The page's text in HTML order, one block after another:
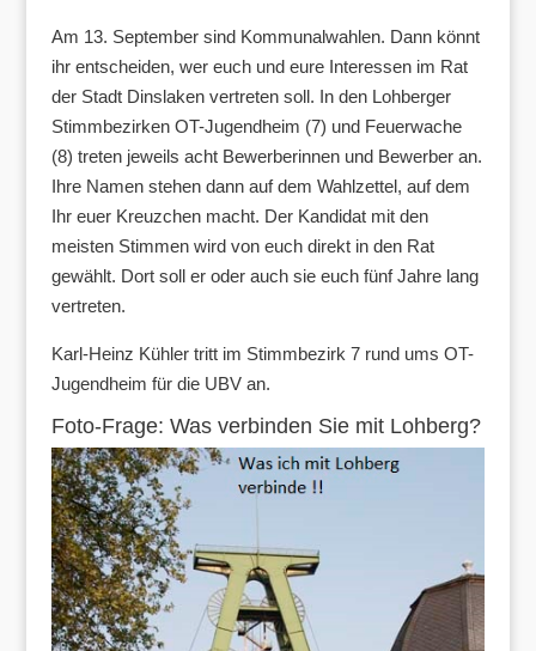
Am 13. September sind Kommunalwahlen. Dann könnt
ihr entscheiden, wer euch und eure Interessen im Rat
der Stadt Dinslaken vertreten soll. In den Lohberger
Stimmbezirken OT-Jugendheim (7) und Feuerwache
(8) treten jeweils acht Bewerberinnen und Bewerber an.
Ihre Namen stehen dann auf dem Wahlzettel, auf dem
Ihr euer Kreuzchen macht. Der Kandidat mit den
meisten Stimmen wird von euch direkt in den Rat
gewählt. Dort soll er oder auch sie euch fünf Jahre lang
vertreten.
Karl-Heinz Kühler tritt im Stimmbezirk 7 rund ums OT-
Jugendheim für die UBV an.
Foto-Frage: Was verbinden Sie mit Lohberg?